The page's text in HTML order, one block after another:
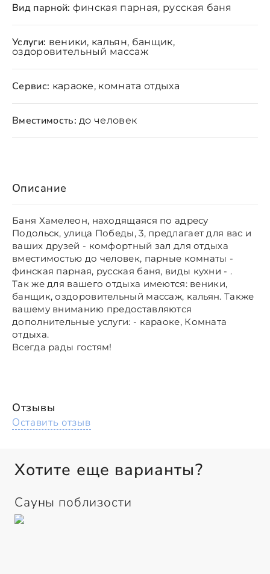
Описание
Баня Хамелеон, находящаяся по адресу
Подольск, улица Победы, 3, предлагает для вас и
ваших друзей - комфортный зал для отдыха
вместимостью до человек, парные комнаты -
финская парная, русская баня, виды кухни - .
Так же для вашего отдыха имеются: веники,
банщик, оздоровительный массаж, кальян. Также
вашему вниманию предоставляются
дополнительные услуги: - караоке, Комната
отдыха.
Всегда рады гостям!
Вид парной: финская парная, русская баня
Услуги: веники, кальян, банщик,
оздоровительный массаж
Сервис: караоке, комната отдыха
Вместимость: до человек
Отзывы
Оставить отзыв
Хотите еще варианты?
Сауны поблизости